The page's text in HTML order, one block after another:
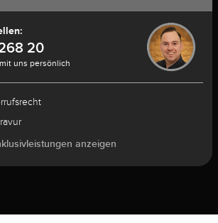
20
uns persönlich
anzeigen